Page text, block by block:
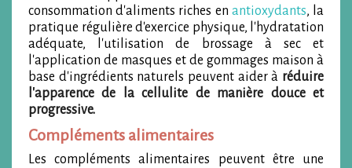
consommation d'aliments riches en antioxydants, la
pratique régulière d'exercice physique, l'hydratation
adéquate, l'utilisation de brossage à sec et
l'application de masques et de gommages maison à
base d'ingrédients naturels peuvent aider à réduire
l'apparence de la cellulite de manière douce et
progressive.
Compléments alimentaires
Les compléments alimentaires peuvent être une